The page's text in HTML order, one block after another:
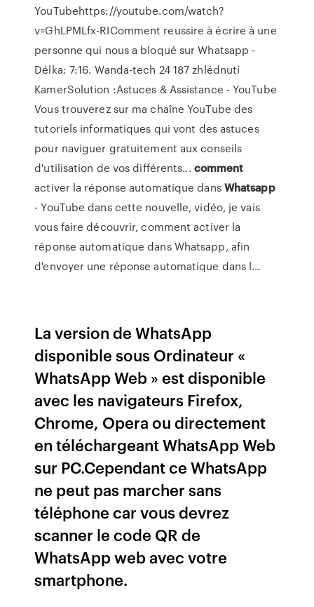
YouTubehttps://youtube.com/watch?
v=GhLPMLfx-RIComment reussire à écrire à une
personne qui nous a bloqué sur Whatsapp -
Délka: 7:16. Wanda-tech 24 187 zhlédnutí
KamerSolution :Astuces & Assistance - YouTube
Vous trouverez sur ma chaîne YouTube des
tutoriels informatiques qui vont des astuces
pour naviguer gratuitement aux conseils
d'utilisation de vos différents... comment
activer la réponse automatique dansWhatsapp
- YouTube dans cette nouvelle, vidéo, je vais
vous faire découvrir, comment activer la
réponse automatique dans Whatsapp, afin
d'envoyer une réponse automatique dans l...
La version de WhatsApp
disponible sous Ordinateur «
WhatsApp Web » est disponible
avec les navigateurs Firefox,
Chrome, Opera ou directement
en téléchargeant WhatsApp Web
sur PC.Cependant ce WhatsApp
ne peut pas marcher sans
téléphone car vous devrez
scanner le code QR de
WhatsApp web avec votre
smartphone.